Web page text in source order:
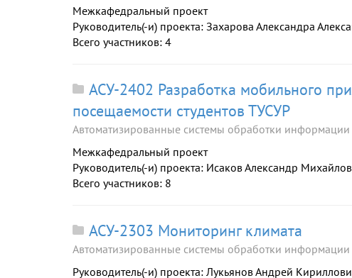
Межкафедральный проект
Руководитель(-и) проекта: Захарова Александра
Всего участников: 4
АСУ-2402 Разработка мобильного
посещаемости студентов ТУСУР
Автоматизированные системы обработки информации
Межкафедральный проект
Руководитель(-и) проекта: Исаков Александр
Всего участников: 8
АСУ-2303 Мониторинг климата
Автоматизированные системы обработки информации
Руководитель(-и) проекта: Лукьянов Андрей